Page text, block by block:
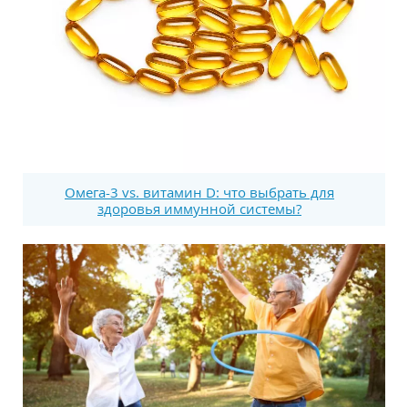
Омега-3 vs. витамин D: что выбрать для
здоровья иммунной системы?